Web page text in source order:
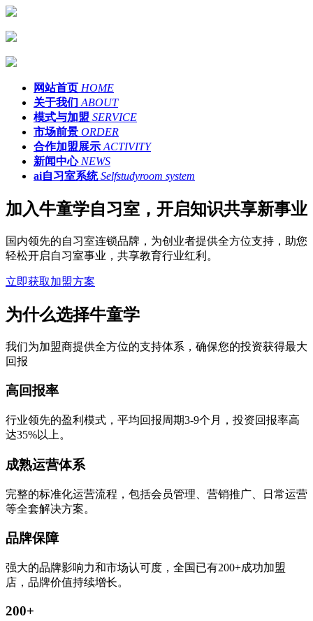
网站首页 HOME
关于我们 ABOUT
模式与加盟 SERVICE
市场前景 ORDER
合作加盟展示 ACTIVITY
新闻中心 NEWS
ai自习室系统 Selfstudyroom system
加入牛童学自习室，开启知识共享新事业
国内领先的自习室连锁品牌，为创业者提供全方位支持，助您
轻松开启自习室事业，共享教育行业红利。
立即获取加盟方案
为什么选择牛童学
我们为加盟商提供全方位的支持体系，确保您的投资获得最大
回报
高回报率
行业领先的盈利模式，平均回报周期3-9个月，投资回报率高
达35%以上。
成熟运营体系
完整的标准化运营流程，包括会员管理、营销推广、日常运营
等全套解决方案。
品牌保障
强大的品牌影响力和市场认可度，全国已有200+成功加盟
店，品牌价值持续增长。
200+